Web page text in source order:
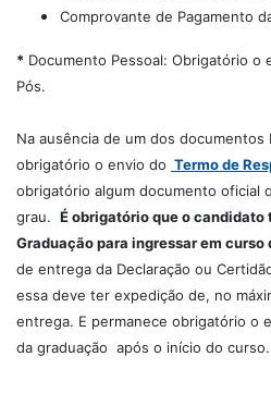
Comprovante de Pagamento
* Documento Pessoal: Obrigatório o
Pós.
Na ausência de um dos
obrigatório o envio do Termo de
obrigatório algum documento oficial
grau. É obrigatório que o candidato
Graduação para ingressar em curso
de entrega da Declaração ou
essa deve ter expedição de, no
entrega. E permanece obrigatório o
da graduação após o início do curso.